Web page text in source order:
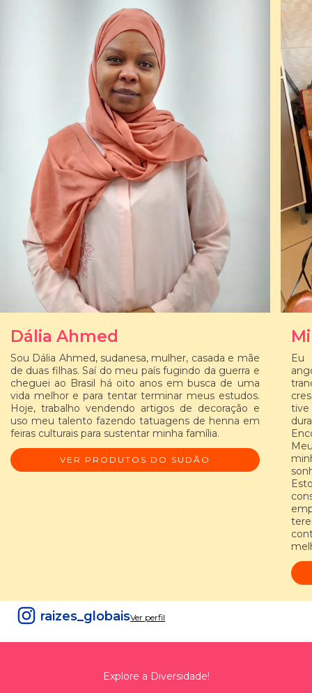
Dália Ahmed
Sou Dália Ahmed, sudanesa, mulher, casada e mãe
de duas filhas. Saí do meu país fugindo da guerra e
cheguei ao Brasil há oito anos em busca de uma
vida melhor e para tentar terminar meus estudos.
Hoje, trabalho vendendo artigos de decoração e
uso meu talento fazendo tatuagens de henna em
feiras culturais para sustentar minha família.
VER PRODUTOS DO SUDÃO
Eu
tive
raizes_globaisVer perfil
Explore a Diversidade!